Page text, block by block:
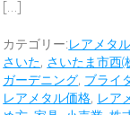
[…]
カテゴリー:レアメタ
さいた, さいたま市西(
ガーデニング, ブライ
レアメタル価格, レア